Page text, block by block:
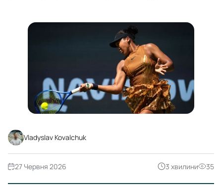
Vladyslav Kovalchuk
3 хвилини 35
27 Червня 2026